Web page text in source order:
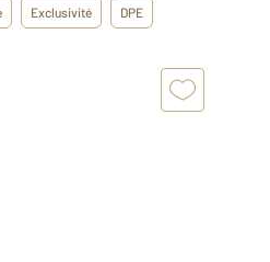
Exclusivité DPE